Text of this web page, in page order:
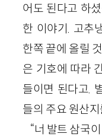
어도 된다고 하
한 이야기. 고추
한쪽 끝에 올릴
은 기호에 따라
들이면 된다고.
들의 주요 원산
“너 발트 삼국